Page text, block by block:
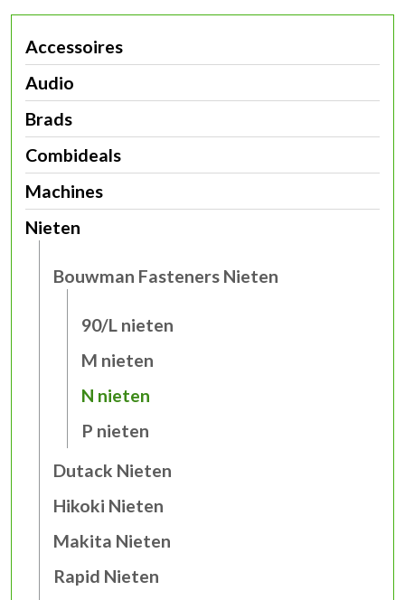
Accessoires
Audio
Brads
Combideals
Machines
Nieten
Bouwman Fasteners Nieten
90/L nieten
M nieten
N nieten
P nieten
Dutack Nieten
Hikoki Nieten
Makita Nieten
Rapid Nieten